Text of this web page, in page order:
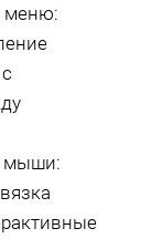
меню:
мыши: